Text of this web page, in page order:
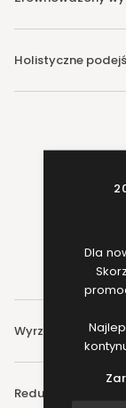
Holistyczne
Wyrzeźbiona
Redukcja tkanki
Dla